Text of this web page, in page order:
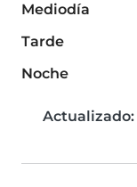
Mediodía
Tarde
Noche
Actualizado: